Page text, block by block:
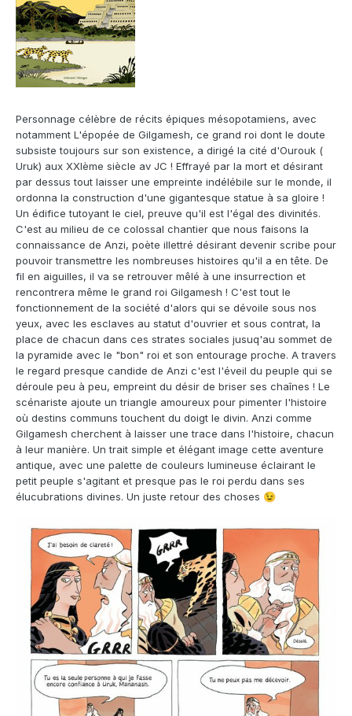
Personnage célèbre de récits épiques mésopotamiens, avec
notamment L'épopée de Gilgamesh, ce grand roi dont le doute
subsiste toujours sur son existence, a dirigé la cité d'Ourouk (
Uruk) aux XXIème siècle av JC ! Effrayé par la mort et désirant
par dessus tout laisser une empreinte indélébile sur le monde, il
ordonna la construction d'une gigantesque statue à sa gloire !
Un édifice tutoyant le ciel, preuve qu'il est l'égal des divinités.
C'est au milieu de ce colossal chantier que nous faisons la
connaissance de Anzi, poète illettré désirant devenir scribe pour
pouvoir transmettre les nombreuses histoires qu'il a en tête. De
fil en aiguilles, il va se retrouver mêlé à une insurrection et
rencontrera même le grand roi Gilgamesh ! C'est tout le
fonctionnement de la société d'alors qui se dévoile sous nos
yeux, avec les esclaves au statut d'ouvrier et sous contrat, la
place de chacun dans ces strates sociales jusuq'au sommet de
la pyramide avec le "bon" roi et son entourage proche. A travers
le regard presque candide de Anzi c'est l'éveil du peuple qui se
déroule peu à peu, empreint du désir de briser ses chaînes ! Le
scénariste ajoute un triangle amoureux pour pimenter l'histoire
où destins communs touchent du doigt le divin. Anzi comme
Gilgamesh cherchent à laisser une trace dans l'histoire, chacun
à leur manière. Un trait simple et élégant image cette aventure
antique, avec une palette de couleurs lumineuse éclairant le
petit peuple s'agitant et presque pas le roi perdu dans ses
élucubrations divines. Un juste retour des choses 😉